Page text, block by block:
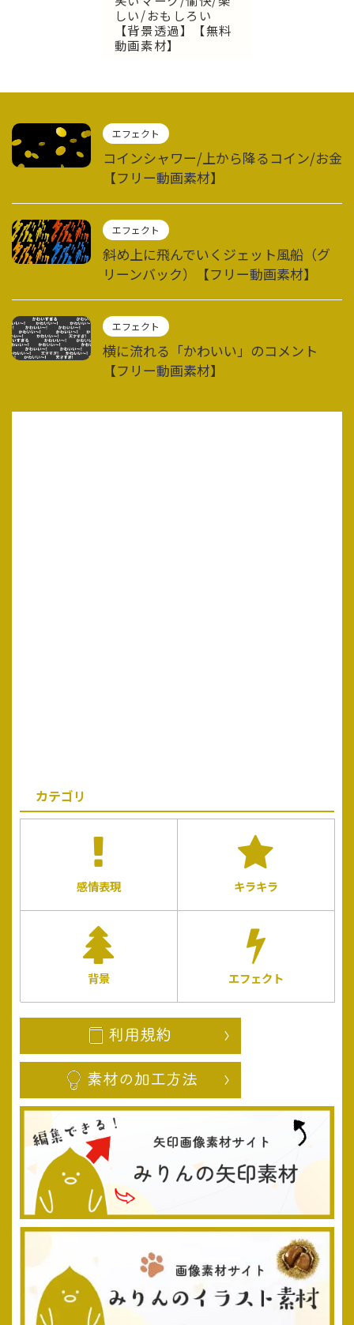
しい/おもしろい
【背景透過】【無料
動画素材】
エフェクト
コインシャワー/上から降るコイン/お金
【フリー動画素材】
エフェクト
斜め上に飛んでいくジェット風船（グ
リーンバック）【フリー動画素材】
エフェクト
横に流れる「かわいい」のコメント
【フリー動画素材】
カテゴリ
感情表現 キラキラ
背景 エフェクト